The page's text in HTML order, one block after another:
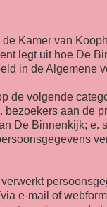
Kamer van
legt uit hoe De
in de Algemene
de volgende
aan de
De Binnenkijk; e.
e-mail of